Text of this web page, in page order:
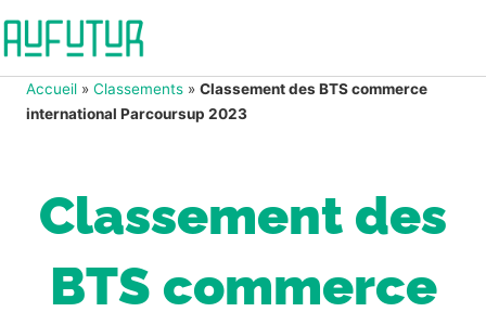
Accueil » Classements » Classement des BTS commerce
international Parcoursup 2023
Classement des
BTS commerce